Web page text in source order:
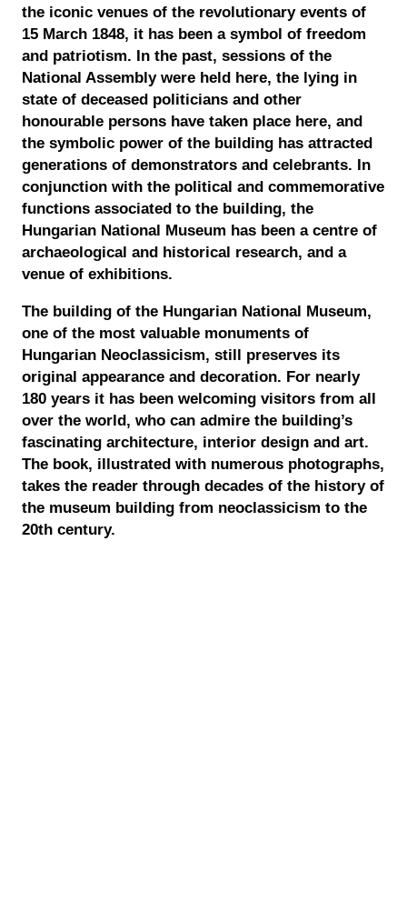
the iconic venues of the revolutionary events of
15 March 1848, it has been a symbol of freedom
and patriotism. In the past, sessions of the
National Assembly were held here, the lying in
state of deceased politicians and other
honourable persons have taken place here, and
the symbolic power of the building has attracted
generations of demonstrators and celebrants. In
conjunction with the political and commemorative
functions associated to the building, the
Hungarian National Museum has been a centre of
archaeological and historical research, and a
venue of exhibitions.
The building of the Hungarian National Museum,
one of the most valuable monuments of
Hungarian Neoclassicism, still preserves its
original appearance and decoration. For nearly
180 years it has been welcoming visitors from all
over the world, who can admire the building’s
fascinating architecture, interior design and art.
The book, illustrated with numerous photographs,
takes the reader through decades of the history of
the museum building from neoclassicism to the
20th century.